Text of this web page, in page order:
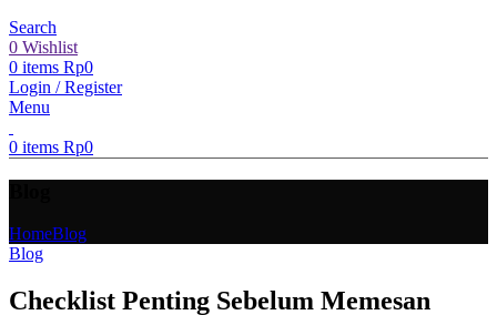
Search
0 Wishlist
0 items Rp0
Login / Register
Menu
0 items Rp0
HomeBlog
Blog
Checklist Penting Sebelum Memesan